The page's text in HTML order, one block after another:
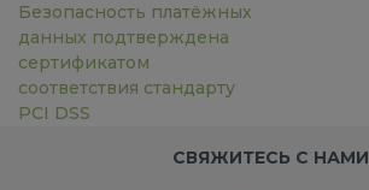
Безопасность платёжных
данных подтверждена
сертификатом
соответствия стандарту
PCI DSS
СВЯЖИТЕСЬ С НАМИ